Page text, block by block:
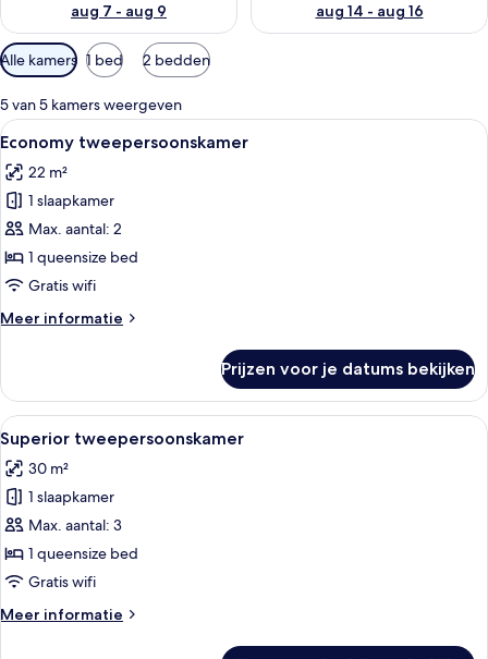
aug 7 - aug 9
aug 14 - aug 16
Beschikbare
filters
voor
kamers
Alle kamers 1 bed 2 bedden
5 van 5 kamers weergeven
Alle
foto's
voor
Economy
tweepersoonskamer
laden
Een hotelkamer met een bed,
4
Economy tweepersoonskamer
22 m²
1 slaapkamer
Max. aantal: 2
1 queensize bed
Gratis wifi
Meer informatie
Meer
tweepersoonskamer
Prijzen voor je datums bekijken
Alle
foto's
voor
Superior
tweepersoonskamer
laden
Een hotelkamer met een groot bed,
11
Superior tweepersoonskamer
30 m²
1 slaapkamer
Max. aantal: 3
1 queensize bed
Gratis wifi
Meer informatie
Meer